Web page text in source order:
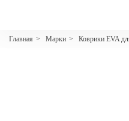
Главная > Марки > Коврики EVA
2200